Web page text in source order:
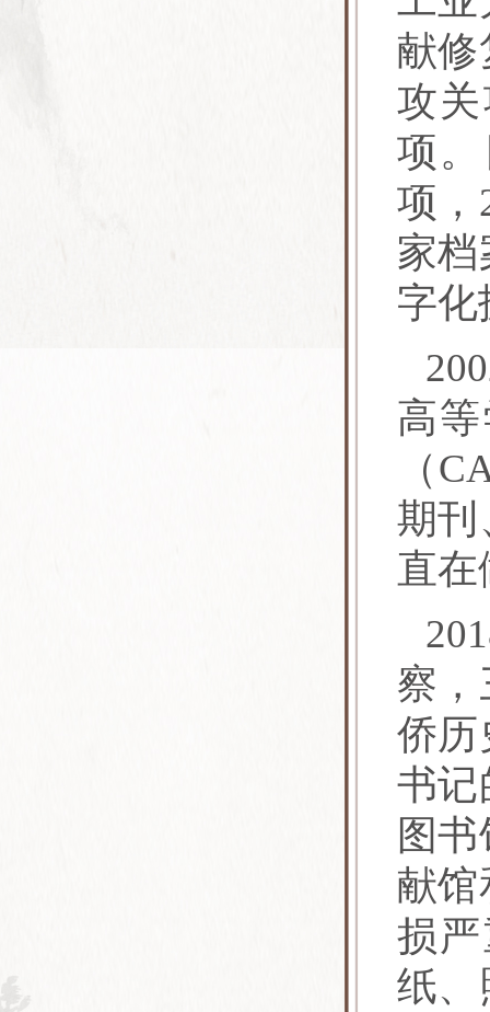
献
攻
项
项，
家
字化
高
（
期刊
直在
察
侨历
书记
图
献
损
纸、